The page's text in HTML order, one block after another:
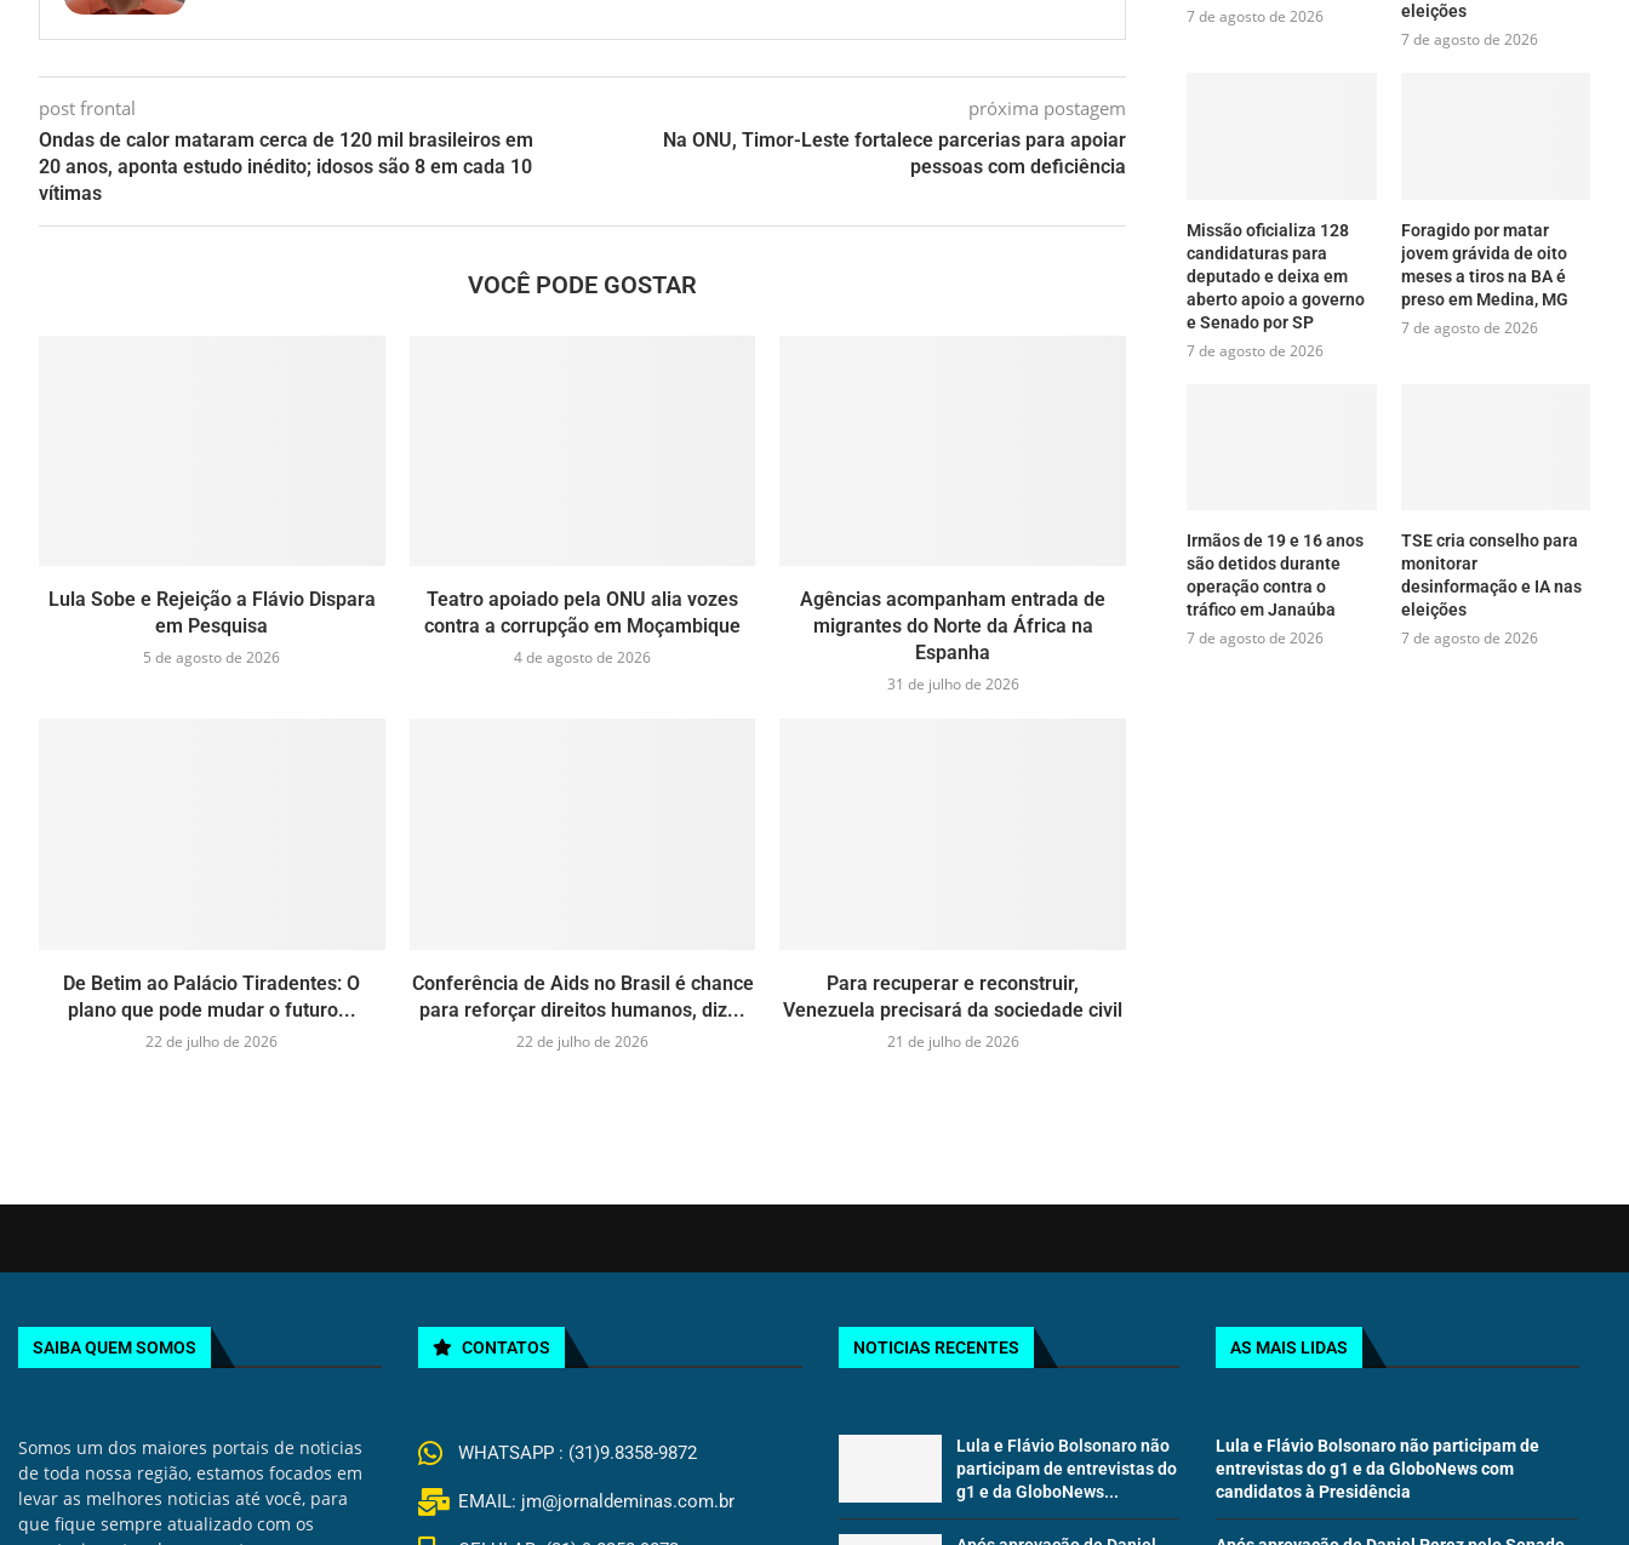
post frontal
Ondas de calor mataram cerca de 120 mil brasileiros em
20 anos, aponta estudo inédito; idosos são 8 em cada 10
vítimas
próxima postagem
Na ONU, Timor-Leste fortalece parcerias para apoiar
pessoas com deficiência
VOCÊ PODE GOSTAR
Lula Sobe e Rejeição a Flávio Dispara
em Pesquisa
5 de agosto de 2026
Teatro apoiado pela ONU alia vozes
contra a corrupção em Moçambique
4 de agosto de 2026
Agências acompanham entrada de
migrantes do Norte da África na
Espanha
31 de julho de 2026
De Betim ao Palácio Tiradentes: O
plano que pode mudar o futuro...
22 de julho de 2026
Conferência de Aids no Brasil é chance
para reforçar direitos humanos, diz...
22 de julho de 2026
Para recuperar e reconstruir,
Venezuela precisará da sociedade civil
21 de julho de 2026
7 de agosto de 2026
eleições
7 de agosto de 2026
Missão oficializa 128
candidaturas para
deputado e deixa em
aberto apoio a governo
e Senado por SP
7 de agosto de 2026
Foragido por matar
jovem grávida de oito
meses a tiros na BA é
preso em Medina, MG
7 de agosto de 2026
Irmãos de 19 e 16 anos
são detidos durante
operação contra o
tráfico em Janaúba
7 de agosto de 2026
TSE cria conselho para
monitorar
desinformação e IA nas
eleições
7 de agosto de 2026
SAIBA QUEM SOMOS
Somos um dos maiores portais de noticias
de toda nossa região, estamos focados em
levar as melhores noticias até você, para
que fique sempre atualizado com os
CONTATOS
WHATSAPP : (31)9.8358-9872
EMAIL: jm@jornaldeminas.com.br
NOTICIAS RECENTES
Lula e Flávio Bolsonaro não
participam de entrevistas do
g1 e da GloboNews...
AS MAIS LIDAS
Lula e Flávio Bolsonaro não participam de
entrevistas do g1 e da GloboNews com
candidatos à Presidência